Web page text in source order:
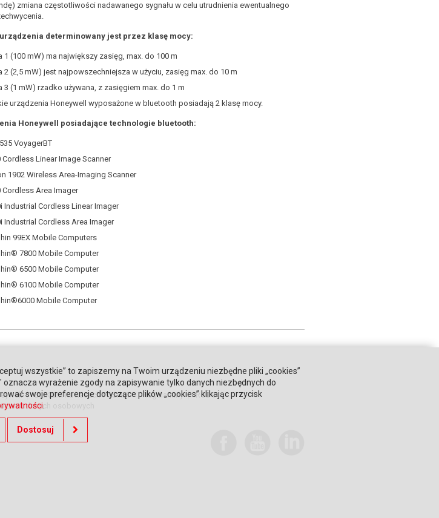
zmiana częstotliwości nadawanego sygnału w celu utrudnienia ewentualnego
determinowany jest przez klasę mocy:
1 (100 mW) ma największy zasięg, max. do 100 m
2 (2,5 mW) jest najpowszechniejsza w użyciu, zasięg max. do 10 m
3 (1 mW) rzadko używana, z zasięgiem max. do 1 m
urządzenia Honeywell wyposażone w bluetooth posiadają 2 klasę mocy.
Honeywell posiadające technologie bluetooth:
VoyagerBT
Cordless Linear Image Scanner
1902 Wireless Area-Imaging Scanner
Cordless Area Imager
Industrial Cordless Linear Imager
Industrial Cordless Area Imager
99EX Mobile Computers
7800 Mobile Computer
6500 Mobile Computer
6100 Mobile Computer
Mobile Computer
BLIKIEM na kasach POSNET Regulaminy
RODO
danych osobowych
wszystkie” to zapiszemy na Twoim urządzeniu niezbędne pliki „cookies”
wyrażenie zgody na zapisywanie tylko danych niezbędnych do
swoje preferencje dotyczące plików „cookies” klikając przycisk
Dostosuj